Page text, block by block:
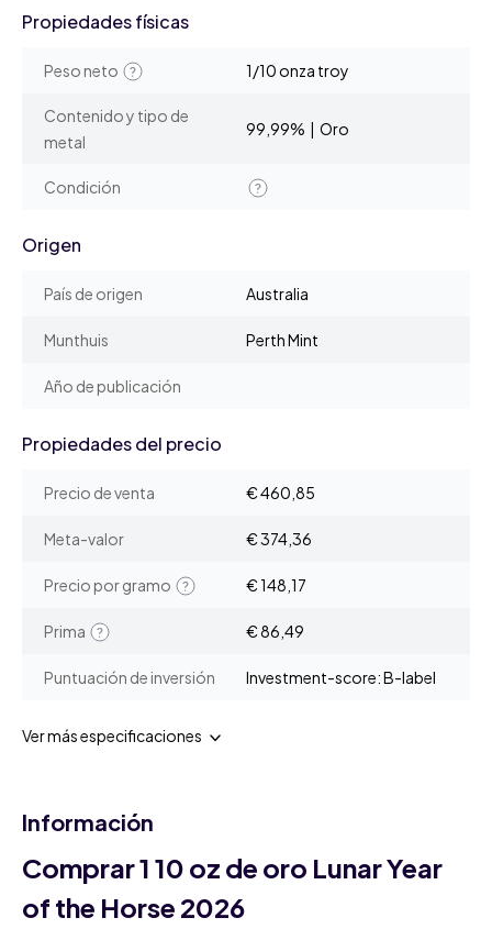
Propiedades físicas
Peso neto 1/10 onza troy
Contenido y tipo de
metal
99,99% | Oro
Condición
Origen
País de origen Australia
Munthuis Perth Mint
Año de publicación
Propiedades del precio
Precio de venta € 460,85
Meta-valor € 374,36
Precio por gramo € 148,17
Prima € 86,49
Puntuación de inversión Investment-score: B-label
Ver más especificaciones
Información
Comprar 1 10 oz de oro Lunar Year
of the Horse 2026